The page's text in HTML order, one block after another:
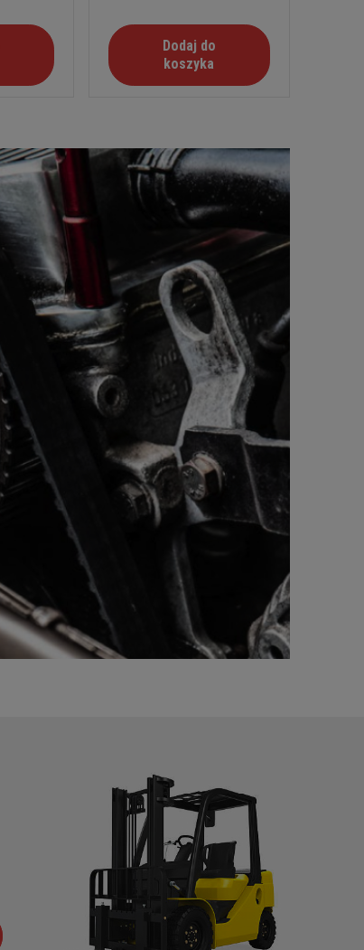
Dodaj do
koszyka